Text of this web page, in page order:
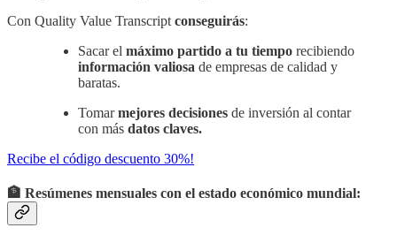
Con Quality Value Transcript conseguirás:
Sacar el máximo partido a tu tiempo recibiendo
información valiosa de empresas de calidad y
baratas.
Tomarmejores decisiones de inversión al contar
con más datos claves.
Recibe el código descuento 30%!
🏦 Resúmenes mensuales con el estado económico mundial: